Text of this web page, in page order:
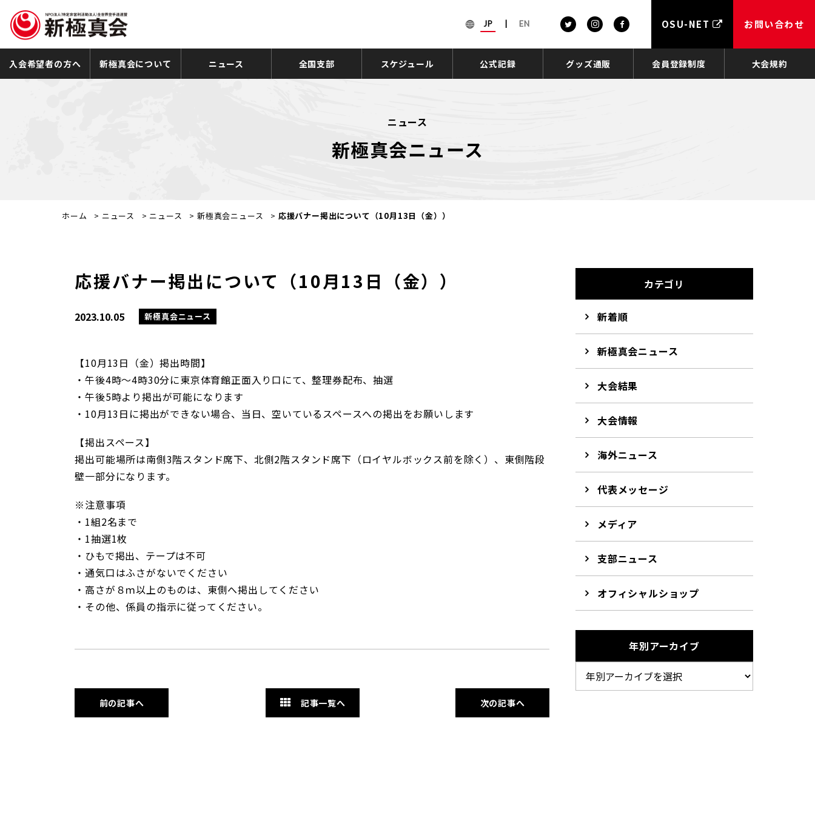
JP EN OSU-NET お問い合わせ
入会希望者の方へ 新極真会について ニュース 全国支部 スケジュール 公式記録 グッズ通販 会員登録制度 大会規約
ニュース
新極真会ニュース
ホーム > ニュース > ニュース >新極真会ニュース > 応援バナー掲出について（10月13日（金））
応援バナー掲出について（10月13日（金））
2023.10.05 新極真会ニュース
【10月13日（金）掲出時間】
・午後4時～4時30分に東京体育館正面入り口にて、整理券配布、抽選
・午後5時より掲出が可能になります
・10月13日に掲出ができない場合、当日、空いているスペースへの掲出をお願いします
【掲出スペース】
掲出可能場所は南側3階スタンド席下、北側2階スタンド席下（ロイヤルボックス前を除く）、東側階段
壁一部分になります。
※注意事項
・1組2名まで
・1抽選1枚
・ひもで掲出、テープは不可
・通気口はふさがないでください
・高さが８ｍ以上のものは、東側へ掲出してください
・その他、係員の指示に従ってください。
前の記事へ 記事一覧へ 次の記事へ
カテゴリ
新着順
新極真会ニュース
大会結果
大会情報
海外ニュース
代表メッセージ
メディア
支部ニュース
オフィシャルショップ
年別アーカイブ